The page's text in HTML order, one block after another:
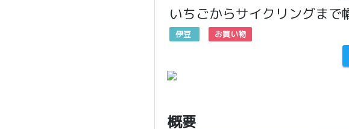
いちごからサイクリングまで
伊豆 お買い物
概要